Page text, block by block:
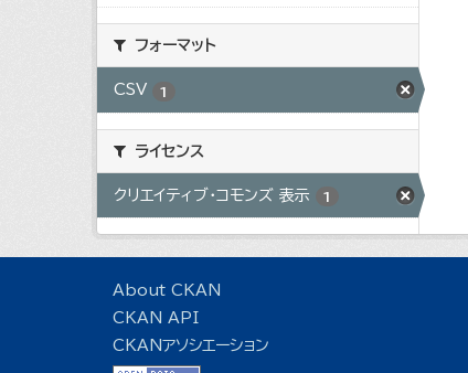
フォーマット
CSV 1
ライセンス
クリエイティブ・コモンズ 表示 1
About CKAN
CKAN API
CKANアソシエーション